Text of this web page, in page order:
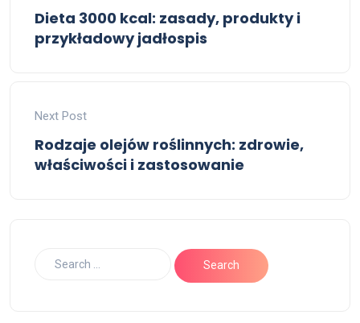
Dieta 3000 kcal: zasady, produkty i
przykładowy jadłospis
Next Post
Rodzaje olejów roślinnych: zdrowie,
właściwości i zastosowanie